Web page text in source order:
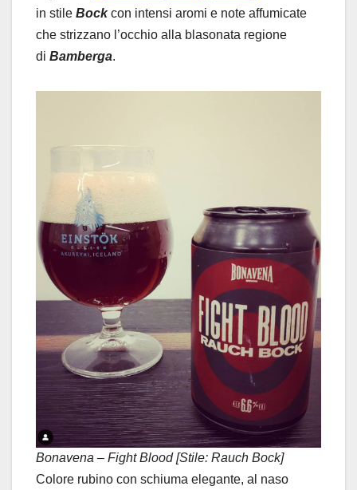
in stile Bockcon intensi aromi e note affumicate
che strizzano l’occhio alla blasonata regione
di Bamberga.
Bonavena – Fight Blood [Stile: Rauch Bock]
Colore rubino con schiuma elegante, al naso